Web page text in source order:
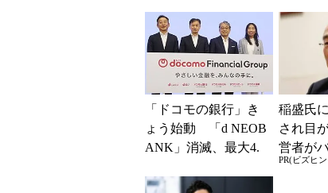
「ドコモの銀行」き
ょう始動 「d NEOB
ANK」消滅、最大4.
解説
稲盛氏
され目
営者が
き2つの
PR(ビズヒ